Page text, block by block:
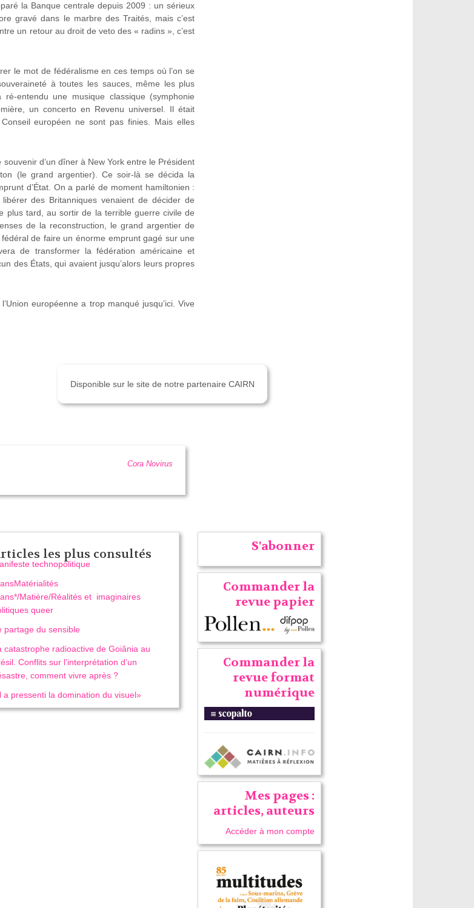
la Banque centrale depuis 2009 : un sérieux
gravé dans le marbre des Traités, mais c’est
un retour au droit de veto des « radins », c’est
le mot de fédéralisme en ces temps où l’on se
à toutes les sauces, même les plus
entendu une musique classique (symphonie
un concerto en Revenu universel. Il était
européen ne sont pas finies. Mais elles
d’un dîner à New York entre le Président
(le grand argentier). Ce soir-là se décida la
d’État. On a parlé de moment hamiltonien :
des Britanniques venaient de décider de
plus tard, au sortir de la terrible guerre civile de
de la reconstruction, le grand argentier de
de faire un énorme emprunt gagé sur une
de transformer la fédération américaine et
des États, qui avaient jusqu’alors leurs propres
européenne a trop manqué jusqu’ici. Vive
Disponible sur le site de notre partenaire CAIRN
Cora Novirus
les plus consultés
technopolitique
Matière/Réalités et imaginaires
queer
partage du sensible
catastrophe radioactive de Goiânia au
Conflits sur l’interprétation d’un
comment vivre après ?
a pressenti la domination du visuel»
S'abonner
Commander la
revue papier
Commander la
revue format
numérique
Mes pages :
articles, auteurs
Accéder à mon compte